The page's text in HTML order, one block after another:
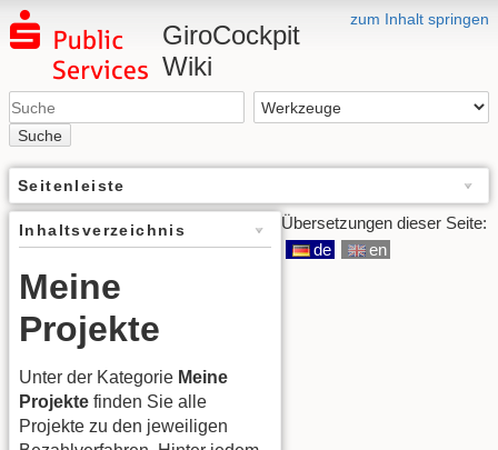
zum Inhalt springen
GiroCockpit
Wiki
Suche
Seitenleiste
Übersetzungen dieser Seite:
de
en
Inhaltsverzeichnis
Meine
Projekte
Unter der Kategorie Meine
Projekte finden Sie alle
Projekte zu den jeweiligen